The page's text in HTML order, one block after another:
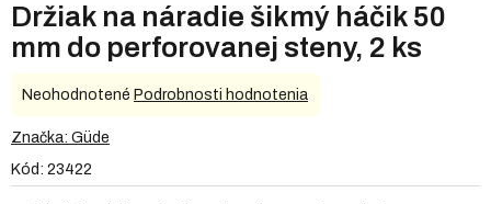
Držiak na náradie šikmý háčik 50
mm do perforovanej steny, 2 ks
Kód: 23422
Priemerné
produktu
0,0
Neohodnotené Podrobnosti hodnotenia
Značka: Güde